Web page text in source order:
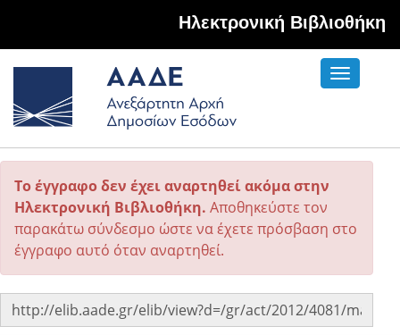
Hλεκτρονική Βιβλιοθήκη
Toggle
Το έγγραφο δεν έχει αναρτηθεί ακόμα στην
Ηλεκτρονική Βιβλιοθήκη. Αποθηκεύστε τον
παρακάτω σύνδεσμο ώστε να έχετε πρόσβαση στο
έγγραφο αυτό όταν αναρτηθεί.